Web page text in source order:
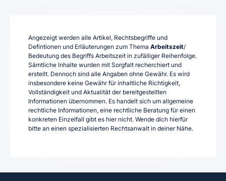
Angezeigt werden alle Artikel, Rechtsbegriffe und
Defintionen und Erläuterungen zum Thema Arbeitszeit/
Bedeutung des Begriffs Arbeitszeit in zufälliger Reihenfolge.
Sämtliche Inhalte wurden mit Sorgfalt recherchiert und
erstellt. Dennoch sind alle Angaben ohne Gewähr. Es wird
insbesondere keine Gewähr für inhaltliche Richtigkeit,
Vollständigkeit und Aktualität der bereitgestellten
Informationen übernommen. Es handelt sich um allgemeine
rechtliche Informationen, eine rechtliche Beratung für einen
konkreten Einzelfall gibt es hier nicht. Wende dich hierfür
bitte an einen spezialisierten Rechtsanwalt in deiner Nähe.